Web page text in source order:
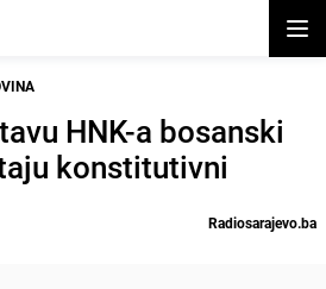
HNK-a bosanski
konstitutivni
Radiosarajevo.ba